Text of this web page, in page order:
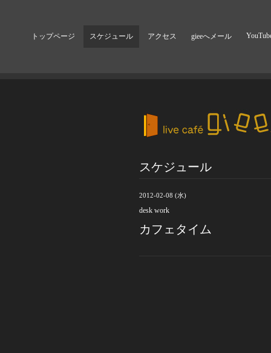
トップページ スケジュール アクセス gieeへメール
スケジュール
2012-02-08 (水)
desk work
カフェタイム